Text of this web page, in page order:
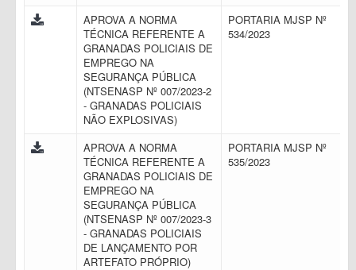
APROVA A NORMA
TÉCNICA REFERENTE A
GRANADAS POLICIAIS DE
EMPREGO NA
SEGURANÇA PÚBLICA
(NTSENASP Nº 007/2023-2
- GRANADAS POLICIAIS
NÃO EXPLOSIVAS)
PORTARIA MJSP Nº
534/2023
APROVA A NORMA
TÉCNICA REFERENTE A
GRANADAS POLICIAIS DE
EMPREGO NA
SEGURANÇA PÚBLICA
(NTSENASP Nº 007/2023-3
- GRANADAS POLICIAIS
DE LANÇAMENTO POR
ARTEFATO PRÓPRIO)
PORTARIA MJSP Nº
535/2023